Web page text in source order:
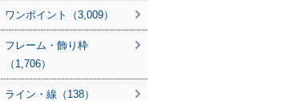
ワンポイント（3,009）
フレーム・飾り枠
（1,706）
ライン・線（138）